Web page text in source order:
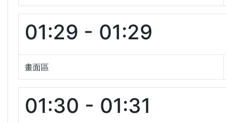
01:29 - 01:29
畫面區
01:30 - 01:31